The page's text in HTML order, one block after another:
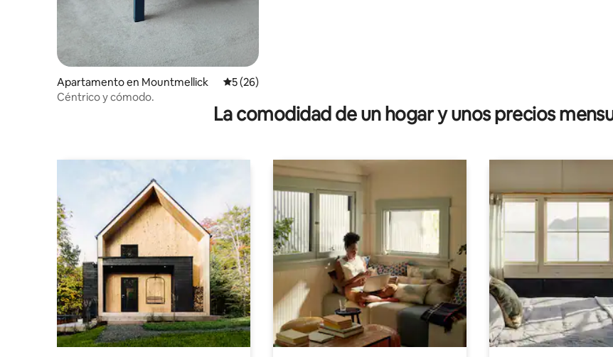
Apartamento en Mountmellick Calificación promedio: 5 de 5, 26 reseñas
5 (26)
Céntrico y cómodo.
La comodidad de un hogar y unos precios